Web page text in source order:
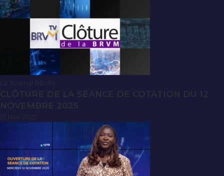
Le Journal BRVM
CLÔTURE DE LA SÉANCE DE COTATION DU 12
NOVEMBRE 2025